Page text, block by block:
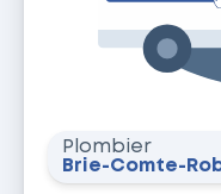
Plombier
Brie-Comte-